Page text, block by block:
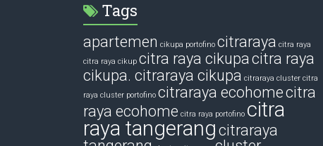
Tags
apartemen cikupa portofino citraraya citra raya
citra raya cikup citra raya cikupacitra raya
cikupa. citraraya cikupa citraraya cluster citra
raya cluster portofino citraraya ecohomecitra
raya ecohome citra raya portofino citra
raya tangerang citraraya